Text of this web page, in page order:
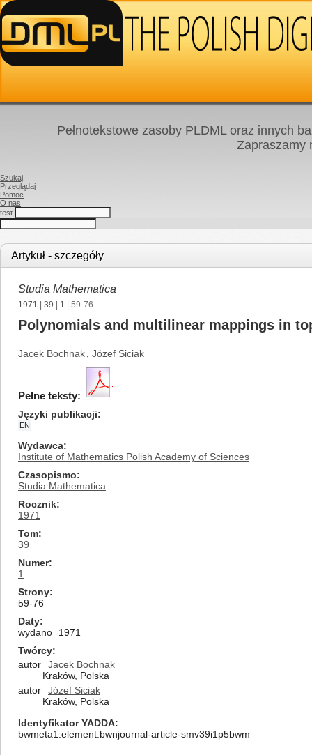
Pełnotekstowe zasoby PLDML oraz innych
Zapraszamy
Szukaj
Przeglądaj
Pomoc
O nas
test
Artykuł - szczegóły
Studia Mathematica
1971 39 1 | 59-76
Polynomials and multilinear mappings in
Jacek Bochnak Józef Siciak
Pełne teksty:
Języki publikacji
EN
Wydawca
Institute of Mathematics Polish Academy of Sciences
Czasopismo
Studia Mathematica
Rocznik
1971
Tom
39
Numer
1
Strony
59-76
Daty
wydano
1971
Twórcy
autor
Jacek Bochnak
Kraków, Polska
autor
Józef Siciak
Kraków, Polska
Identyfikator YADDA
bwmeta1.element.bwnjournal-article-smv39i1p5bwm